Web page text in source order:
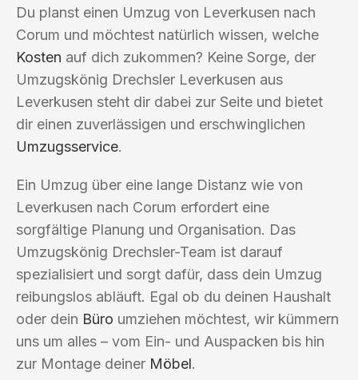
Du planst einen Umzug von Leverkusen nach
Corum und möchtest natürlich wissen, welche
Kosten auf dich zukommen? Keine Sorge, der
Umzugskönig Drechsler Leverkusen aus
Leverkusen steht dir dabei zur Seite und bietet
dir einen zuverlässigen und erschwinglichen
Umzugsservice.
Ein Umzug über eine lange Distanz wie von
Leverkusen nach Corum erfordert eine
sorgfältige Planung und Organisation. Das
Umzugskönig Drechsler-Team ist darauf
spezialisiert und sorgt dafür, dass dein Umzug
reibungslos abläuft. Egal ob du deinen Haushalt
oder dein Büro umziehen möchtest, wir kümmern
uns um alles – vom Ein- und Auspacken bis hin
zur Montage deiner Möbel.